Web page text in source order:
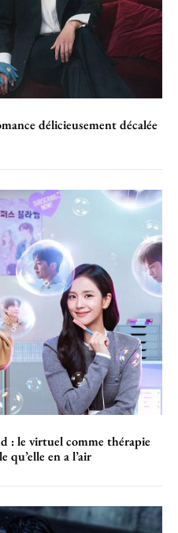
délicieusement décalée
: le virtuel comme thérapie
qu’elle en a l’air